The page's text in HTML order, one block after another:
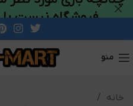
منو
خانه
فروشگاه نیست